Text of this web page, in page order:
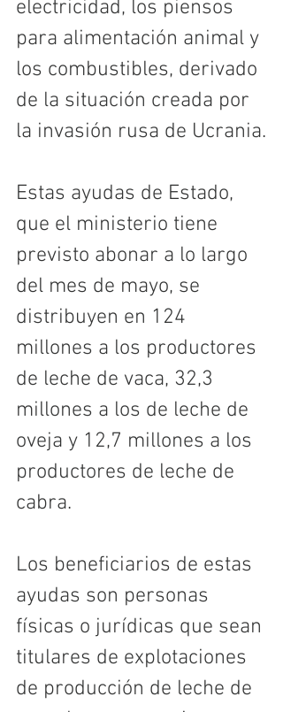
electricidad, los piensos
para alimentación animal y
los combustibles, derivado
de la situación creada por
la invasión rusa de Ucrania.
Estas ayudas de Estado,
que el ministerio tiene
previsto abonar a lo largo
del mes de mayo, se
distribuyen en 124
millones a los productores
de leche de vaca, 32,3
millones a los de leche de
oveja y 12,7 millones a los
productores de leche de
cabra.
Los beneficiarios de estas
ayudas son personas
físicas o jurídicas que sean
titulares de explotaciones
de producción de leche de